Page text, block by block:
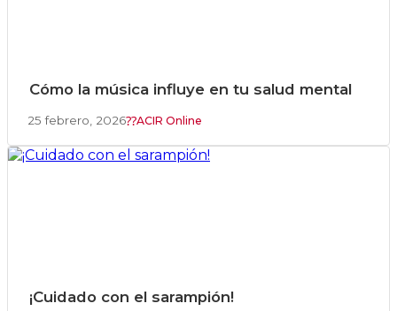
Cómo la música influye en tu salud mental
25 febrero, 2026 ACIR Online
¡Cuidado con el sarampión!